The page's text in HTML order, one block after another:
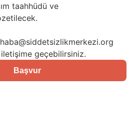
taahhüdü ve
geçebilirsiniz.
Başvur